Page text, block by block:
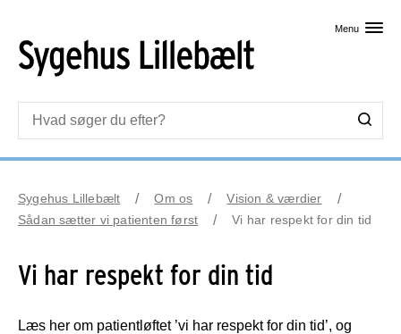
Menu
Sygehus Lillebælt Om os
Vision & værdier
Sådan sætter vi patienten først
Vi har respekt for din tid
Vi har respekt for din tid
Læs her om patientløftet ’vi har respekt for din tid’, og